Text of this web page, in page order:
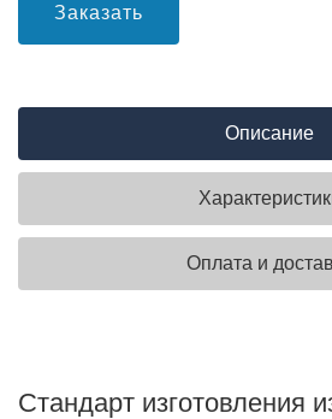
Заказать
Описание
Оплата и
Стандарт изготовления